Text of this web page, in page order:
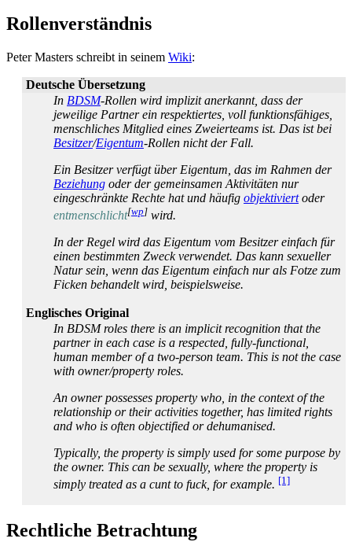
Rollenverständnis
Peter Masters schreibt in seinem Wiki:
Deutsche Übersetzung
In BDSM-Rollen wird implizit anerkannt, dass der
jeweilige Partner ein respektiertes, voll funktionsfähiges,
menschliches Mitglied eines Zweierteams ist. Das ist bei
Besitzer/Eigentum-Rollen nicht der Fall.
Ein Besitzer verfügt über Eigentum, das im Rahmen der
Beziehung oder der gemeinsamen Aktivitäten nur
eingeschränkte Rechte hat und häufig objektiviertoder
entmenschlicht[wp] wird.
In der Regel wird das Eigentum vom Besitzer einfach für
einen bestimmten Zweck verwendet. Das kann sexueller
Natur sein, wenn das Eigentum einfach nur als Fotze zum
Ficken behandelt wird, beispielsweise.
Englisches Original
In BDSM roles there is an implicit recognition that the
partner in each case is a respected, fully-functional,
human member of a two-person team. This is not the case
with owner/property roles.
An owner possesses property who, in the context of the
relationship or their activities together, has limited rights
and who is often objectified or dehumanised.
Typically, the property is simply used for some purpose by
the owner. This can be sexually, where the property is
simply treated as a cunt to fuck, for example. [1]
Rechtliche Betrachtung